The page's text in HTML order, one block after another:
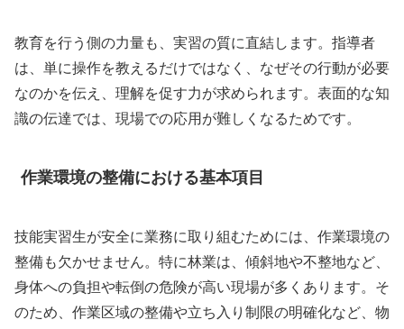
教育を行う側の力量も、実習の質に直結します。指導者
は、単に操作を教えるだけではなく、なぜその行動が必要
なのかを伝え、理解を促す力が求められます。表面的な知
識の伝達では、現場での応用が難しくなるためです。
作業環境の整備における基本項目
技能実習生が安全に業務に取り組むためには、作業環境の
整備も欠かせません。特に林業は、傾斜地や不整地など、
身体への負担や転倒の危険が高い現場が多くあります。そ
のため、作業区域の整備や立ち入り制限の明確化など、物